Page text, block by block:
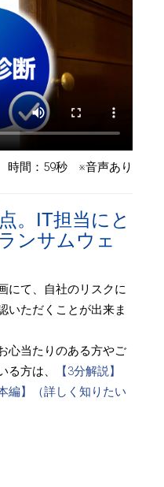
時間：59秒 ※音声あり
。IT担当にと
ンサムウェ
にて、自社のリスクに
いただくことが出来ま
心当たりのある方やご
方は、
【3分解説】
本編】（詳しく知りたい